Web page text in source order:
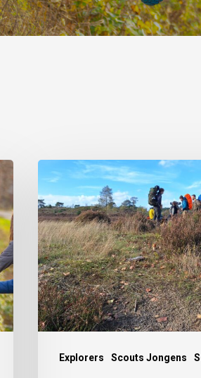
Explorers Scouts Jongens